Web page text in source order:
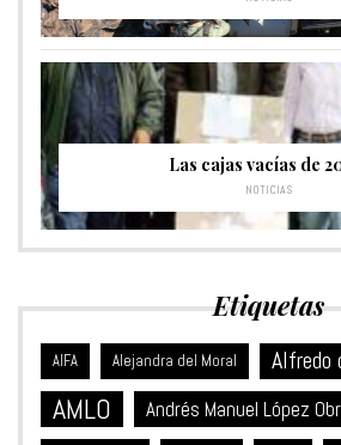
Las cajas vacías de
NOTICIAS
Etiquetas
AIFA Alejandra del Moral Alfredo
AMLO Andrés Manuel López